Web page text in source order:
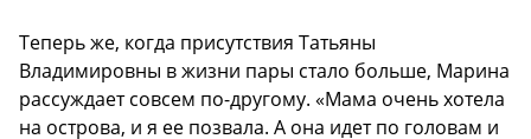
Теперь же, когда присутствия Татьяны
Владимировны в жизни пары стало больше, Марина
рассуждает совсем по-другому. «Мама очень хотела
на острова, и я ее позвала. А она идет по головам и